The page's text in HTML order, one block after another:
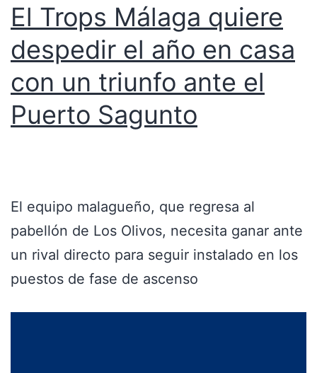
El Trops Málaga quiere
despedir el año en casa
con un triunfo ante el
Puerto Sagunto
El equipo malagueño, que regresa al
pabellón de Los Olivos, necesita ganar ante
un rival directo para seguir instalado en los
puestos de fase de ascenso